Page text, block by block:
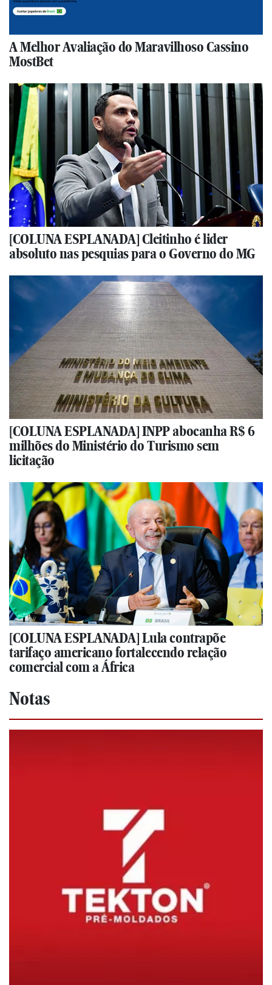
A Melhor Avaliação do Maravilhoso Cassino
MostBet
[COLUNA ESPLANADA] Cleitinho é lider
absoluto nas pesquias para o Governo do MG
[COLUNA ESPLANADA] INPP abocanha R$ 6
milhões do Ministério do Turismo sem
licitação
[COLUNA ESPLANADA] Lula contrapõe
tarifaço americano fortalecendo relação
comercial com a África
Notas